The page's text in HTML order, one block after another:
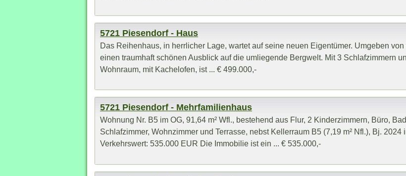
5721 Piesendorf - Haus
Das Reihenhaus, in herrlicher Lage, wartet auf seine neuen Eigentümer. Umgeben
einen traumhaft schönen Ausblick auf die umliegende Bergwelt. Mit 3 Schlafzimmern
Wohnraum, mit Kachelofen, ist ... € 499.000,-
5721 Piesendorf - Mehrfamilienhaus
Wohnung Nr. B5 im OG, 91,64 m² Wfl., bestehend aus Flur, 2 Kinderzimmern, Büro,
Schlafzimmer, Wohnzimmer und Terrasse, nebst Kellerraum B5 (7,19 m² Nfl.), Bj. 2024
Verkehrswert: 535.000 EUR Die Immobilie ist ein ... € 535.000,-